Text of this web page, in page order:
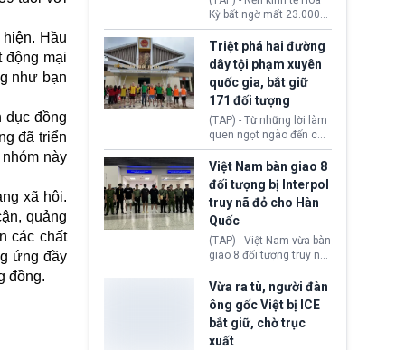
Hầu
động mại
như bạn
dục đồng
đã triển
này
xã hội.
quảng
các chất
ứng đầy
đồng.
nghi ngờ làm hư hại
công trình.
Kỳ bất ngờ mất 23.000
việc làm vào tháng 7,
cho thấy thị trường lao
động có dấu hiệu suy
yếu sau thời gian duy trì
tương đối ổn định suốt
nửa năm 2026.
Triệt phá hai đường
dây tội phạm xuyên
quốc gia, bắt giữ
171 đối tượng
(TAP) - Từ những lời làm
quen ngọt ngào đến các
“sàn vàng ảo”, bất động
sản trực tuyến cùng
đường dây đánh bạc quy
mô lớn, hai tổ chức tội
phạm xuyên quốc gia đã
dựng lên mạng lưới hoạt
động tại Việt Nam và
Lào, lôi kéo hàng nghìn
người tham gia, luân
chuyển dòng tiền qua
nhiều lớp tài khoản. Sau
hơn 2 tuần phối hợp truy
xét, lực lượng chức năng
hai nước đã bắt giữ 171
Việt Nam bàn giao 8
đối tượng bị Interpol
truy nã đỏ cho Hàn
Quốc
(TAP) - Việt Nam vừa bàn
giao 8 đối tượng truy nã
đỏ Interpol cho lực lượng
chức năng Hàn Quốc.
Nhóm này bị xác định
lừa đảo 619 nạn nhân,
chiếm đoạt hơn 17,7 tỷ
KRW.
Vừa ra tù, người đàn
ông gốc Việt bị ICE
bắt giữ, chờ trục
xuất